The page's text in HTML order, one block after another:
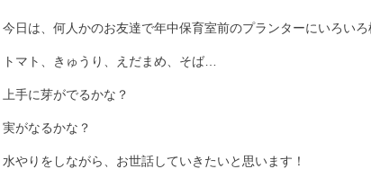
今日は、何人かのお友達で年中保育室前のプランターにいろいろ
トマト、きゅうり、えだまめ、そば…
上手に芽がでるかな？
実がなるかな？
水やりをしながら、お世話していきたいと思います！